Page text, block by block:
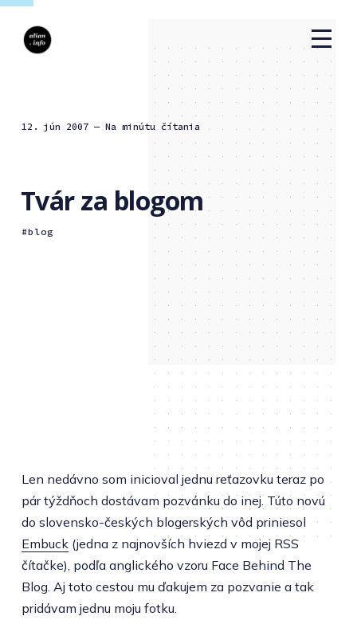
12. jún 2007 — Na minútu čítania
Tvár za blogom
blog
Len nedávno som inicioval jednu reťazovku teraz po
pár týždňoch dostávam pozvánku do inej. Túto novú
do slovensko-českých blogerských vôd priniesol
Embuck(jedna z najnovších hviezd v mojej RSS
čítačke), podľa anglického vzoru Face Behind The
Blog. Aj toto cestou mu ďakujem za pozvanie a tak
pridávam jednu moju fotku.